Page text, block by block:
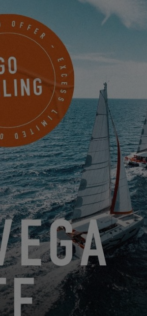
que compartir con nosotros?
correo electrónico noticias, eventos y
Friendly Captcha
requiere la transferencia de los datos
​​en los campos obligatorios de este
que haya seleccionado para que
Al hacer clic en el botón
su aceptación de la transferencia de